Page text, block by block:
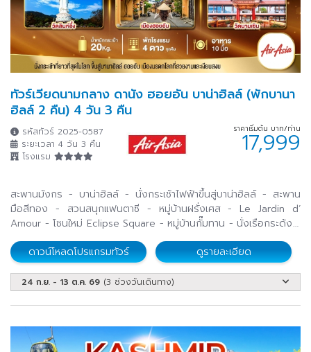
ทัวร์เวียดนามกลาง ดานัง ฮอยอัน บาน่าฮิลล์ (พักบานา
ฮิลล์ 2 คืน) 4 วัน 3 คืน
รหัสทัวร์ 2025-0587
ระยะเวลา 4 วัน 3 คืน
โรงแรม
ราคาเริ่มต้น บาท/ท่าน
17,999
สะพานมังกร - บาน่าฮิลล์ - นั่งกระเช้าไฟฟ้าขึ้นสู่บาน่าฮิลล์ - สะพาน
มือสีทอง - สวนสนุกแฟนตาซี - หมู่บ้านฝรั่งเศส - Le Jardin d’
Amour - โซนใหม่ Eclipse Square - หมู่บ้านกั๊มทาน - นั่งเรือกระด้ง -
เมืองโบราณฮอยอัน - วัดลินห์อึ๋ง - วัดนามเซิน - ตลาดฮาน
ดาวน์โหลดโปรแกรมทัวร์
ดูรายละเอียด
24 ก.ย. - 13 ต.ค. 69 (3 ช่วงวันเดินทาง)